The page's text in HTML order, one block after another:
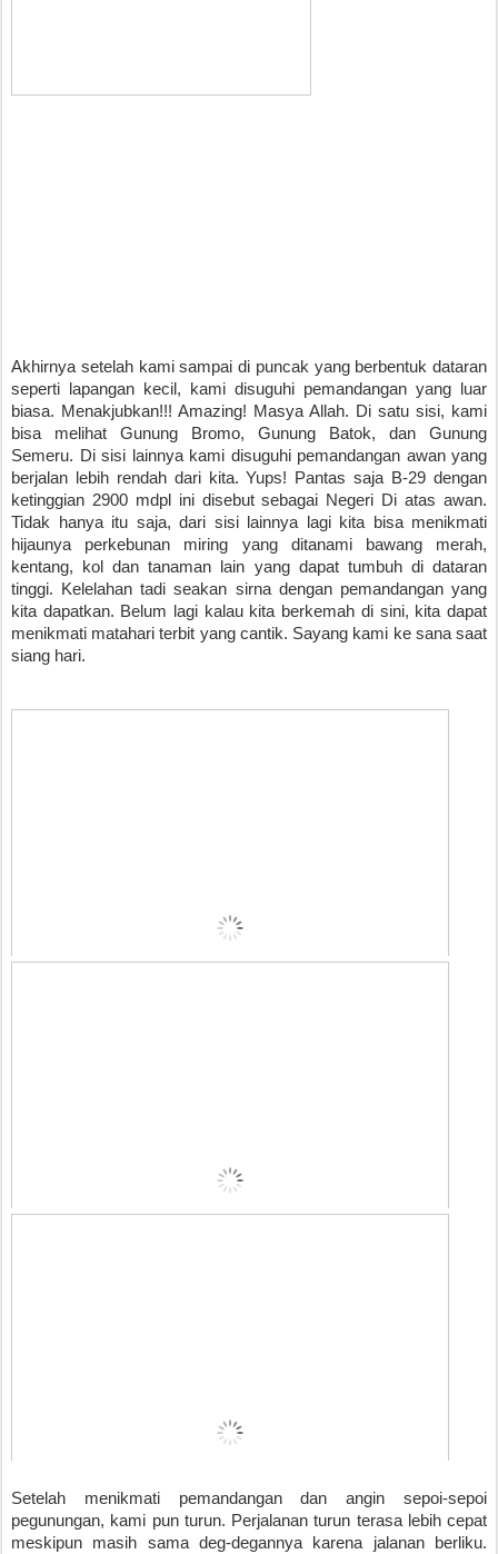
Akhirnya setelah kami sampai di puncak yang berbentuk dataran
seperti lapangan kecil, kami disuguhi pemandangan yang luar
biasa. Menakjubkan!!! Amazing! Masya Allah. Di satu sisi, kami
bisa melihat Gunung Bromo, Gunung Batok, dan Gunung
Semeru. Di sisi lainnya kami disuguhi pemandangan awan yang
berjalan lebih rendah dari kita. Yups! Pantas saja B-29 dengan
ketinggian 2900 mdpl ini disebut sebagai Negeri Di atas awan.
Tidak hanya itu saja, dari sisi lainnya lagi kita bisa menikmati
hijaunya perkebunan miring yang ditanami bawang merah,
kentang, kol dan tanaman lain yang dapat tumbuh di dataran
tinggi. Kelelahan tadi seakan sirna dengan pemandangan yang
kita dapatkan. Belum lagi kalau kita berkemah di sini, kita dapat
menikmati matahari terbit yang cantik. Sayang kami ke sana saat
siang hari.
Setelah menikmati pemandangan dan angin sepoi-sepoi
pegunungan, kami pun turun. Perjalanan turun terasa lebih cepat
meskipun masih sama deg-degannya karena jalanan berliku.